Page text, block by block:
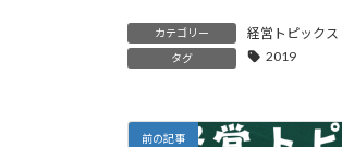
カテゴリー 経営トピックス
タグ 2019
前の記事